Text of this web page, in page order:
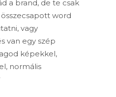
a brand, de te csak
word
vagy
van egy szép
képekkel,
normális